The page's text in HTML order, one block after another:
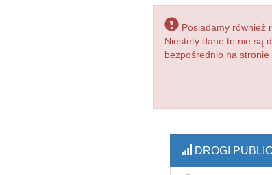
Posiadamy również
Niestety dane te nie są
bezpośrednio na stronie
DROGI